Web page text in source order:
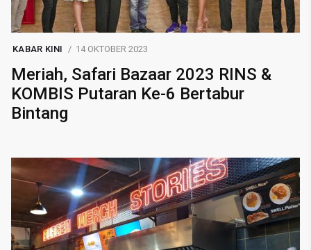
KABAR KINI 14 OKTOBER 2023
Meriah, Safari Bazaar 2023 RINS &
KOMBIS Putaran Ke-6 Bertabur
Bintang